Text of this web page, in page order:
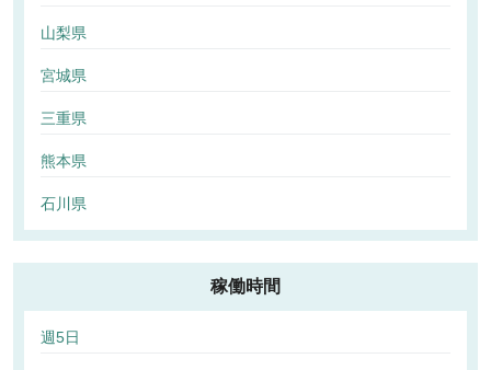
山梨県
宮城県
三重県
熊本県
石川県
稼働時間
週5日